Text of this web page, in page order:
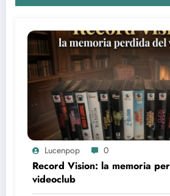
Lucenpop 0
Record Vision: la memoria
videoclub